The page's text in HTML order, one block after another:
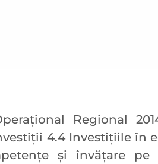
Regional
4.4 Investițiile în
și învățare